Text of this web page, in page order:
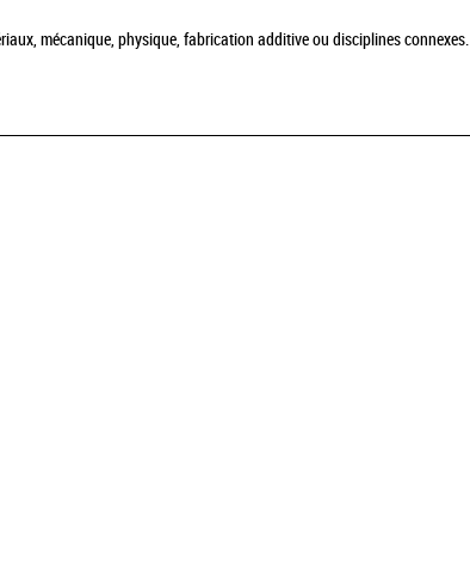
mécanique, physique, fabrication additive ou disciplines connexes.